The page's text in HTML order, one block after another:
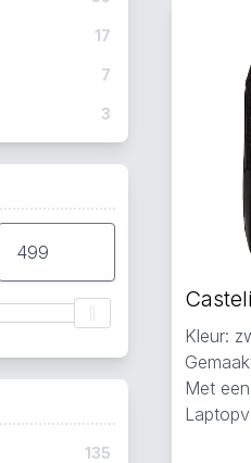
17
7
3
135
Kleur:
Met